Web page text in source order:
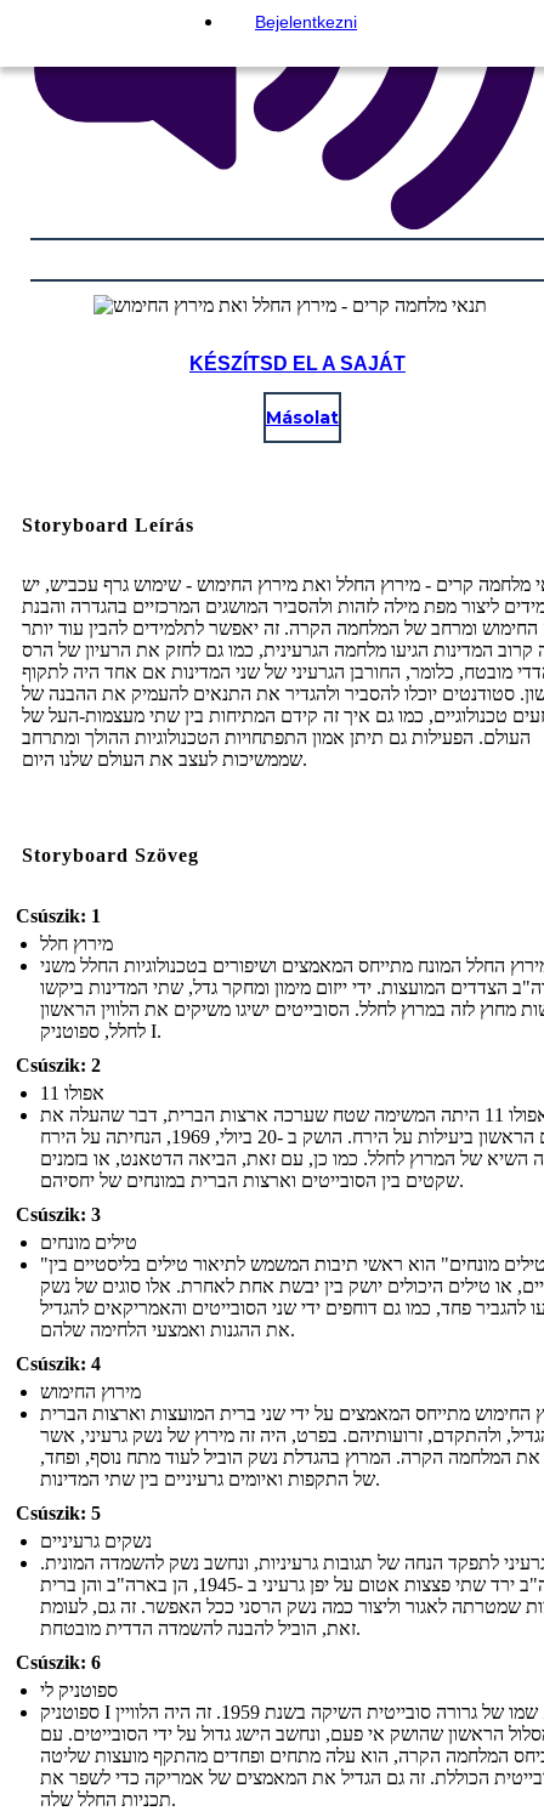
Bejelentkezni
KÉSZÍTSD EL A SAJÁT
Másolat
Storyboard Leírás
מלחמה קרים - מירוץ החלל ואת מירוץ החימוש - שימוש גרף עכביש, יש
ליצור מפת מילה לזהות ולהסביר המושגים המרכזיים בהגדרה והבנת
החימוש ומרחב של המלחמה הקרה. זה יאפשר לתלמידים להבין עוד יותר
המדינות הגיעו מלחמה הגרעינית, כמו גם לחזק את הרעיון של הרס
מובטח, כלומר, החורבן הגרעיני של שני המדינות אם אחד היה לתקוף
סטודנטים יוכלו להסביר ולהגדיר את התנאים להעמיק את ההבנה של
טכנולוגיים, כמו גם איך זה קידם המתיחות בין שתי מעצמות-העל של
העולם. הפעילות גם תיתן אמון התפתחויות הטכנולוגיות ההולך ומתרחב
שממשיכות לעצב את העולם שלנו היום.
Storyboard Szöveg
Csúszik: 1
מירוץ חלל
החלל המונח מתייחס המאמצים ושיפורים בטכנולוגיות החלל משני
הצדדים המועצות. ידי ייזום מימון ומחקר גדל, שתי המדינות ביקשו
מחוץ לזה במרוץ לחלל. הסובייטים ישיגו משיקים את הלווין הראשון
לחלל, ספוטניק I.
Csúszik: 2
אפולו 11
אפולו 11 היתה המשימה שטח שערכה ארצות הברית, דבר שהעלה את
האדם הראשון ביעילות על הירח. הושק ב -20 ביולי, 1969, הנחיתה על הירח
השיא של המרוץ לחלל. כמו כן, עם זאת, הביאה הדטאנט, או בזמנים
שקטים בין הסובייטים וארצות הברית במונחים של יחסיהם.
Csúszik: 3
טילים מונחים
"טילים מונחים" הוא ראשי תיבות המשמש לתיאור טילים בליסטיים בין
או טילים היכולים יושק בין יבשת אחת לאחרת. אלו סוגים של נשק
להגביר פחד, כמו גם דוחפים ידי שני הסובייטים והאמריקאים להגדיל
את ההגנות ואמצעי הלחימה שלהם.
Csúszik: 4
מירוץ החימוש
החימוש מתייחס המאמצים על ידי שני ברית המועצות וארצות הברית
ולהתקדם, זרועותיהם. בפרט, היה זה מירוץ של נשק גרעיני, אשר
את המלחמה הקרה. המרוץ בהגדלת נשק הוביל לעוד מתח נוסף, ופחד,
של התקפות ואיומים גרעיניים בין שתי המדינות.
Csúszik: 5
נשקים גרעיניים
לתפקד הנחה של תגובות גרעיניות, ונחשב נשק להשמדה המונית.
ארה"ב ירד שתי פצצות אטום על יפן גרעיני ב -1945, הן בארה"ב והן ברית
שמטרתה לאגור וליצור כמה נשק הרסני ככל האפשר. זה גם, לעומת
זאת, הוביל להבנה להשמדה הדדית מובטחת.
Csúszik: 6
ספוטניק לי
ספוטניק I הוא שמו של גרורה סובייטית השיקה בשנת 1959. זה היה הלוויין
הראשון שהושק אי פעם, ונחשב הישג גדול על ידי הסובייטים. עם
המלחמה הקרה, הוא עלה מתחים ופחדים מהתקף מועצות שליטה
הכוללת. זה גם הגדיל את המאמצים של אמריקה כדי לשפר את
תכניות החלל שלה.